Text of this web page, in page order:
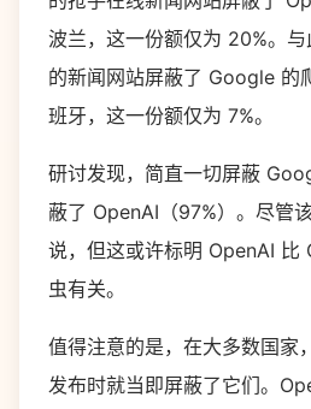
波兰，这一份额仅为 20%。
的新闻网站屏蔽了 Google 的
班牙，这一份额仅为 7%。
研讨发现，简直一切屏蔽
蔽了 OpenAI（97%）。尽管
说，但这或许标明 OpenAI 比
虫有关。
值得注意的是，在大多数国家
发布时就当即屏蔽了它们。